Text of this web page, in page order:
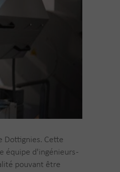
Dottignies. Cette
équipe d'ingénieurs -
pouvant être